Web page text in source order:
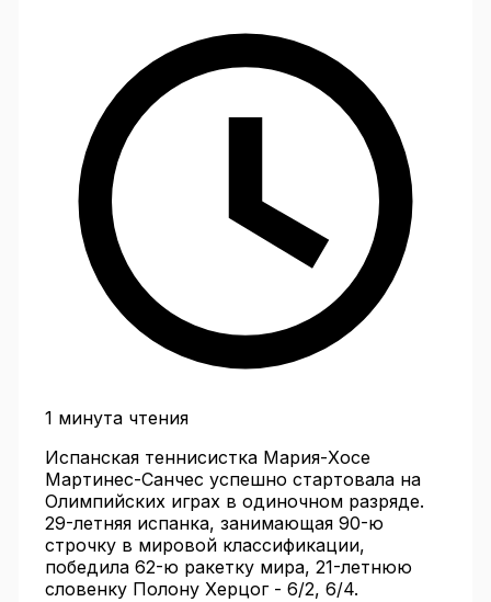
1 минута чтения
Испанская теннисистка Мария-Хосе
Мартинес-Санчес успешно стартовала на
Олимпийских играх в одиночном разряде.
29-летняя испанка, занимающая 90-ю
строчку в мировой классификации,
победила 62-ю ракетку мира, 21-летнюю
словенку Полону Херцог - 6/2, 6/4.